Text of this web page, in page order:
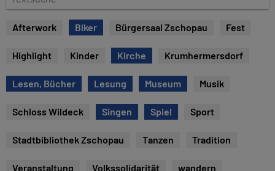
e
c
Afterwork Biker Bürgersaal Zschopau Fest
Highlight Kinder Kirche Krumhermersdorf
Lesen, Bücher Lesung Museum Musik
Schloss Wildeck Singen Spiel Sport
Stadtbibliothek Zschopau Tanzen Tradition
Veranstaltung Volkssolidarität wandern